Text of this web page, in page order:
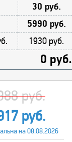
30 руб.
5990 руб.
1930 руб.
0 руб.
руб.
руб.
на 08.08.2026